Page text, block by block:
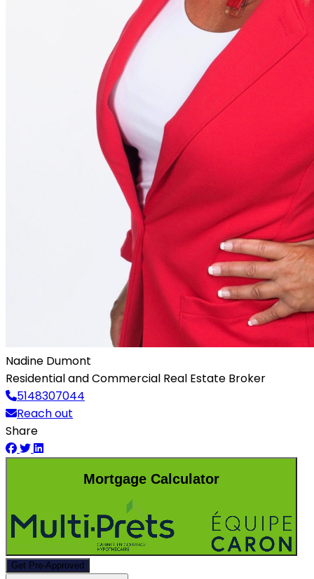
Nadine Dumont
Residential and Commercial Real Estate Broker
5148307044
Reach out
Share
Mortgage Calculator
Get Pre-Approved